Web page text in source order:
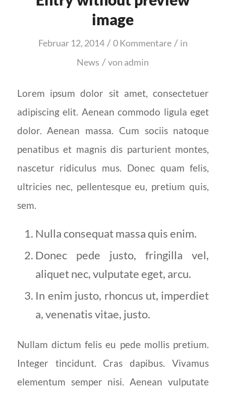
image
Februar 12, 2014 / 0 Kommentare / in
News / von admin
Lorem ipsum dolor sit amet, consectetuer
adipiscing elit. Aenean commodo ligula eget
dolor. Aenean massa. Cum sociis natoque
penatibus et magnis dis parturient montes,
nascetur ridiculus mus. Donec quam felis,
ultricies nec, pellentesque eu, pretium quis,
sem.
Nulla consequat massa quis enim.
Donec pede justo, fringilla vel,
aliquet nec, vulputate eget, arcu.
In enim justo, rhoncus ut, imperdiet
a, venenatis vitae, justo.
Nullam dictum felis eu pede mollis pretium.
Integer tincidunt. Cras dapibus. Vivamus
elementum semper nisi. Aenean vulputate